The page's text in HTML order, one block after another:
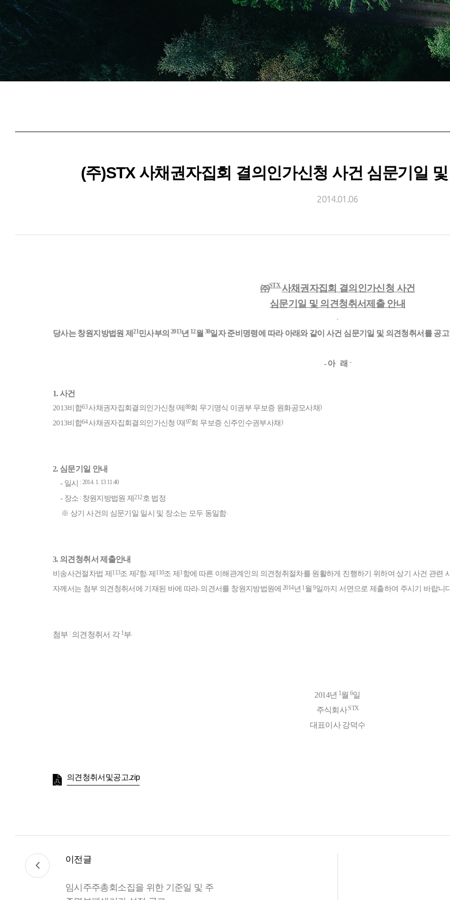
(주)STX 사채권자집회 결의인가신청 사건 심문기일
2014.01.06
㈜STX사채권자집회 결의인가신청 사건
심문기일 및 의견청취서제출 안내
당사는 창원지방법원 제21민사부의 2013년 12월 30일자 준비명령에 따라 아래와 같이 사건 심문기일 및 의견청취서를 공
-아 래 -
1.사건
2013비합63사채권자집회결의인가신청 (제 88회 무기명식 이권부 무보증 원화공모사채)
2013비합64사채권자집회결의인가신청 (재 97회 무보증 신주인수권부사채 )
2. 심문기일 안내
- 일시 : 2014. 1. 13 11:40
- 장소 : 창원지방법원 제212호 법정
※ 상기 사건의 심문기일 일시 및 장소는 모두 동일함.
3. 의견청취서 제출안내
비송사건절차법 제 113조 제2항, 제 110조 제 1항에 따른 이해관계인의 의견청취절차를 원활하게 진행하기 위하여 상기 사건 관련
자께서는 첨부 의견청취서에 기재된 바에 따라, 의견서를 창원지방법원에 2014년 1월 9일까지 서면으로 제출하여 주시기 바랍니
첨부 : 의견청취서 각1부.
2014년 1월 6일
주식회사STX
대표이사 강덕수
의견청취서및공고.zip
이전글
임시주주총회소집을 위한 기준일 및 주